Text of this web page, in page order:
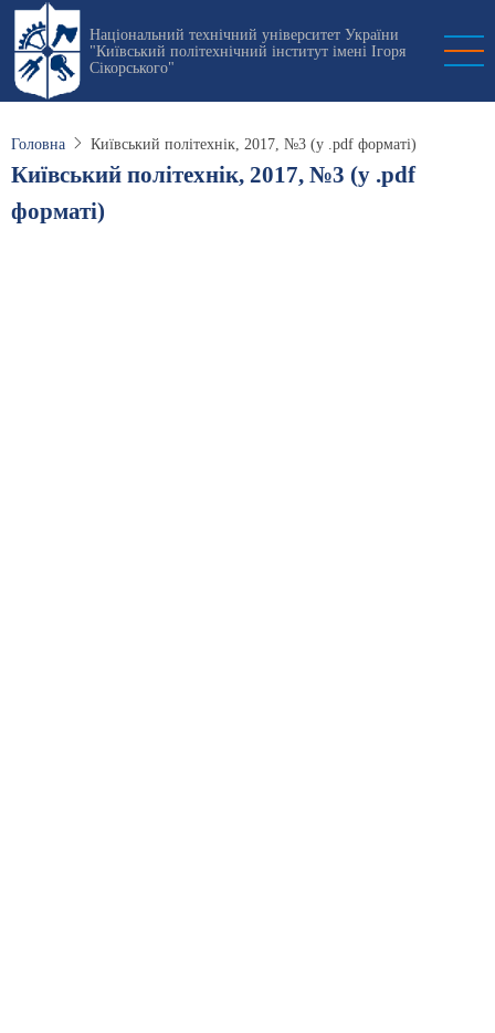
Перейти
основного
вмісту
Національний технічний університет України
"Київський політехнічний інститут імені Ігоря
Сікорського"
Головна Київський політехнік, 2017, №3 (у .pdf форматі)
Київський політехнік, 2017, №3 (у .pdf
форматі)